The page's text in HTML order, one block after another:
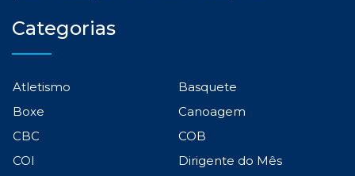
Categorias
Atletismo
Basquete
Boxe
Canoagem
CBC
COB
COI
Dirigente do Mês